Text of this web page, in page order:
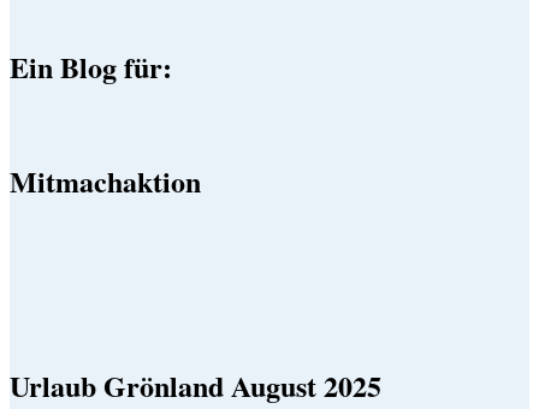
Ein Blog für:
Mitmachaktion
Urlaub Grönland August 2025